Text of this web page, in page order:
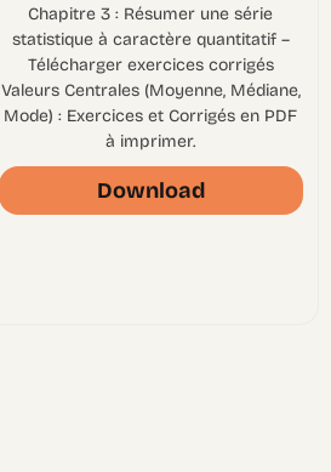
Chapitre 3 : Résumer une série
statistique à caractère quantitatif –
Télécharger exercices corrigés
Valeurs Centrales (Moyenne, Médiane,
Mode) : Exercices et Corrigés en PDF
à imprimer.
Download